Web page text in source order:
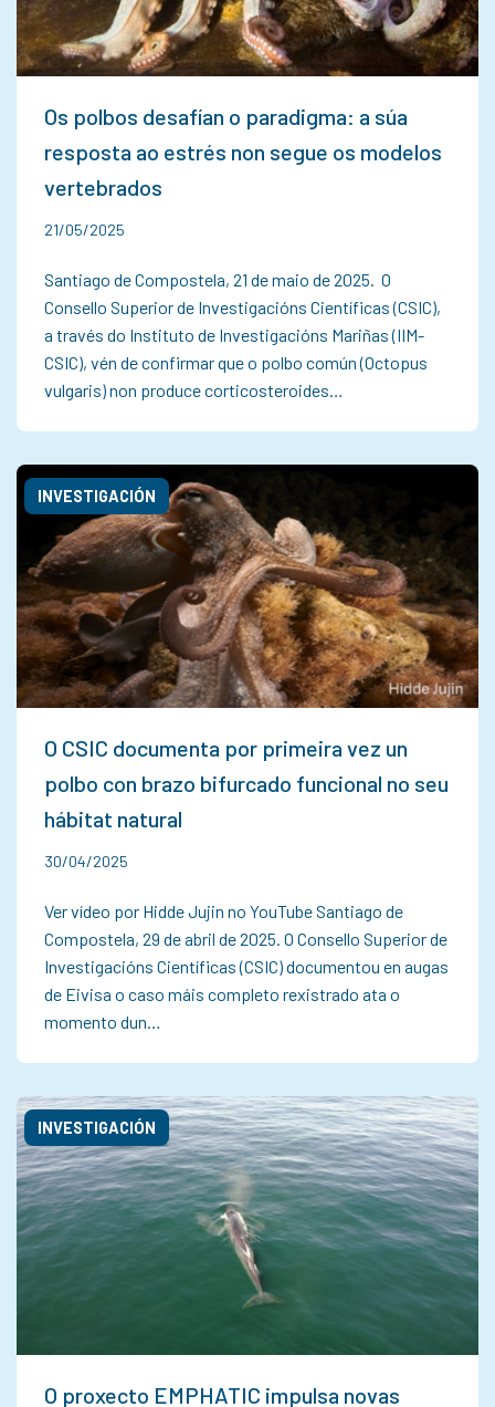
Os polbos desafían o paradigma: a súa
resposta ao estrés non segue os modelos
vertebrados
21/05/2025
Santiago de Compostela, 21 de maio de 2025. O
Consello Superior de Investigacións Científicas (CSIC),
a través do Instituto de Investigacións Mariñas (IIM-
CSIC), vén de confirmar que o polbo común (Octopus
vulgaris) non produce corticosteroides…
O CSIC documenta por primeira vez un
polbo con brazo bifurcado funcional no seu
hábitat natural
INVESTIGACIÓN
30/04/2025
Ver vídeo por Hidde Jujin no YouTube Santiago de
Compostela, 29 de abril de 2025. O Consello Superior de
Investigacións Científicas (CSIC) documentou en augas
de Eivisa o caso máis completo rexistrado ata o
momento dun…
O proxecto EMPHATIC impulsa novas
INVESTIGACIÓN